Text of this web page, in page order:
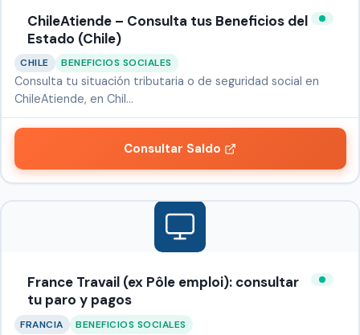
ChileAtiende – Consulta tus Beneficios del
Estado (Chile)
CHILE BENEFICIOS SOCIALES
Consulta tu situación tributaria o de seguridad social en
ChileAtiende, en Chil…
Consultar Saldo
France Travail (ex Pôle emploi): consultar
tu paro y pagos
FRANCIA BENEFICIOS SOCIALES